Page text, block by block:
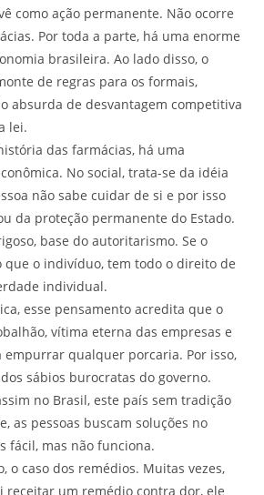
como ação permanente. Não ocorre
Por toda a parte, há uma enorme
brasileira. Ao lado disso, o
de regras para os formais,
absurda de desvantagem competitiva
lei.
das farmácias, há uma
No social, trata-se da idéia
não sabe cuidar de si e por isso
da proteção permanente do Estado.
base do autoritarismo. Se o
que o indivíduo, tem todo o direito de
individual.
esse pensamento acredita que o
vítima eterna das empresas e
empurrar qualquer porcaria. Por isso,
sábios burocratas do governo.
no Brasil, este país sem tradição
as pessoas buscam soluções no
fácil, mas não funciona.
o caso dos remédios. Muitas vezes,
receitar um remédio contra dor, ele